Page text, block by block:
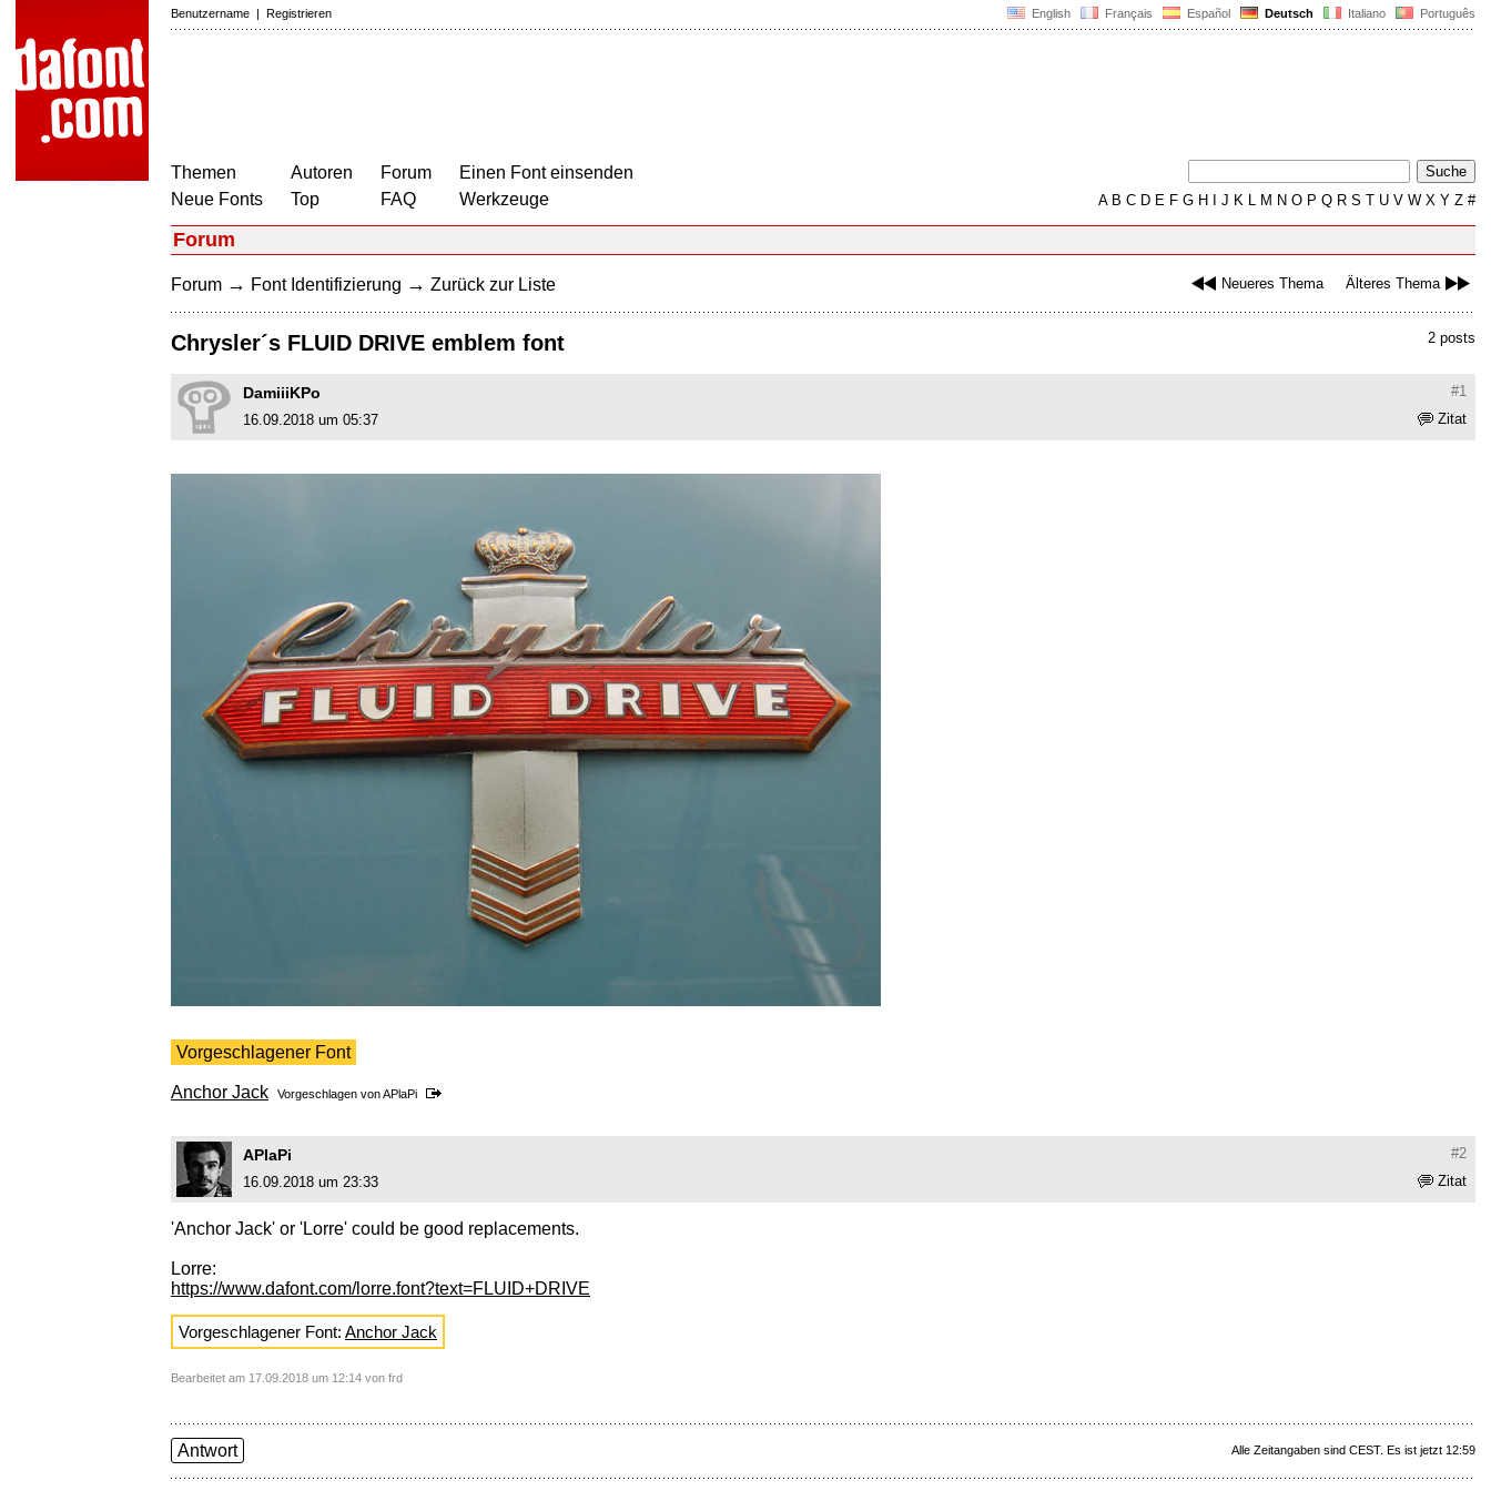
English Français Español Deutsch Italiano Português
Benutzername | Registrieren
Themen
Neue Fonts
Autoren
Top
Forum
FAQ
Einen Font einsenden
Werkzeuge
AB C D E F G H J K L M N O P Q R S T U V W X Y Z #
Forum
Neueres Thema Älteres Thema
Forum → Font Identifizierung → Zurück zur Liste
2 posts
Chrysler´s FLUID DRIVE emblem font
#1
DamiiiKPo
Zitat
16.09.2018 um 05:37
Vorgeschlagener Font
Anchor Jack Vorgeschlagen vonAPlaPi
#2
APlaPi
Zitat
16.09.2018 um 23:33
'Anchor Jack' or 'Lorre' could be good replacements.
Lorre:
https://www.dafont.com/lorre.font?text=FLUID+DRIVE
Vorgeschlagener Font: Anchor Jack
Bearbeitet am 17.09.2018 um 12:14 von frd
Alle Zeitangaben sind CEST. Es ist jetzt 12:59
Antwort